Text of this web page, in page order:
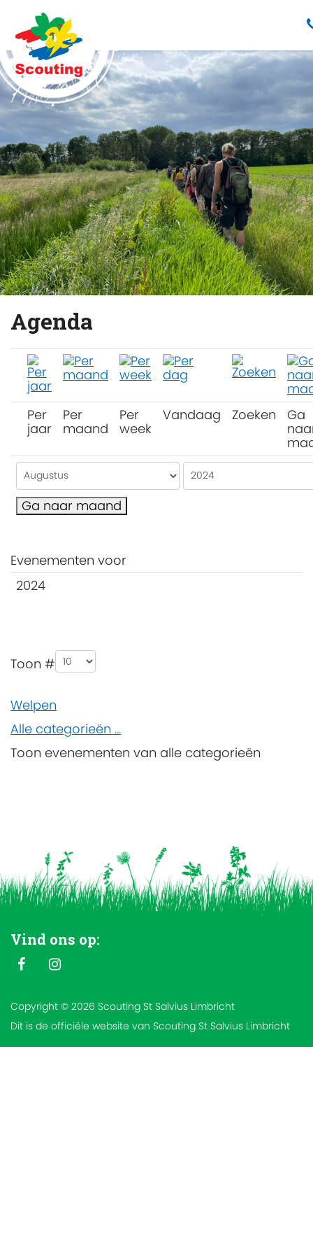
Agenda
Per
jaar
Per
maand
Per
week
Vandaag Zoeken
Ga
Ga naar maand
Evenementen voor
2024
Pagination List Limit
Toon #
Welpen
Alle categorieën ...
Toon evenementen van alle categorieën
Vind ons op:
Copyright © 2026 Scouting St Salvius Limbricht
Dit is de officiële website van Scouting St Salvius Limbricht